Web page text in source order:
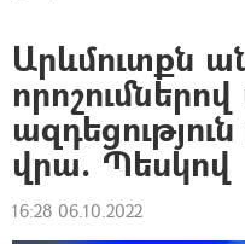
Արևմուտքն
վրա. Պեսկով
16:28 06.10.2022